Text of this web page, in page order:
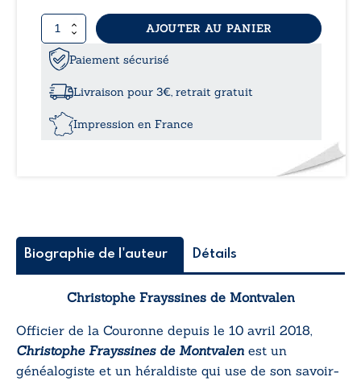
quantité
de
Les
Maisons
de
Montpensier
1527),
puis
(1539-
AJOUTER AU PANIER
Paiement sécurisé
Livraison pour 3€, retrait gratuit
Impression en France
Biographie de l'auteur Détails
Christophe Frayssines de Montvalen
Officier de la Couronne depuis le 10 avril 2018,
Christophe Frayssines de Montvalen est un
généalogiste et un héraldiste qui use de son savoir-